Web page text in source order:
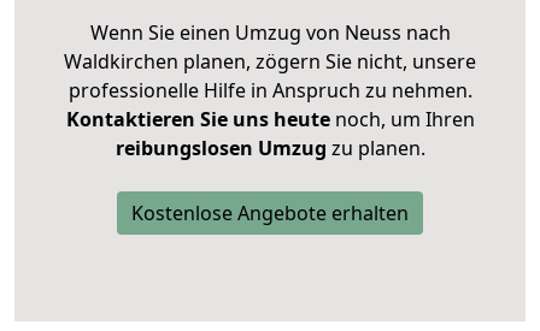
Wenn Sie einen Umzug von Neuss nach
Waldkirchen planen, zögern Sie nicht, unsere
professionelle Hilfe in Anspruch zu nehmen.
Kontaktieren Sie uns heutenoch, um Ihren
reibungslosen Umzug zu planen.
Kostenlose Angebote erhalten